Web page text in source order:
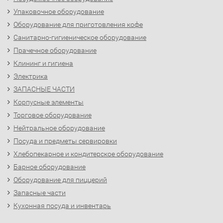
Упаковочное оборудование
Оборудование для приготовления кофе
Санитарно-гигиеническое оборудование
Прачечное оборудование
Клининг и гигиена
Электрика
ЗАПАСНЫЕ ЧАСТИ
Корпусные элементы
Торговое оборудование
Нейтральное оборудование
Посуда и предметы сервировки
Хлебопекарное и кондитерское оборудование
Барное оборудование
Оборудование для пиццерий
Запасные части
Кухонная посуда и инвентарь